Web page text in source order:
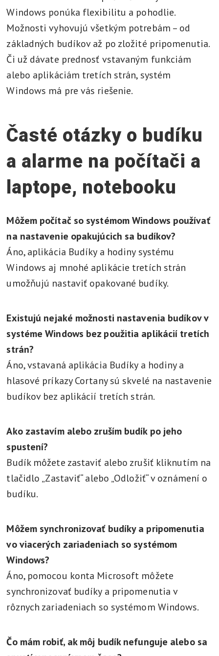
Windows ponúka flexibilitu a pohodlie.
Možnosti vyhovujú všetkým potrebám – od
základných budíkov až po zložité pripomenutia.
Či už dávate prednosť vstavaným funkciám
alebo aplikáciám tretích strán, systém
Windows má pre vás riešenie.
Časté otázky o budíku
a alarme na počítači a
laptope, notebooku
Môžem počítač so systémom Windows používať
na nastavenie opakujúcich sa budíkov?
Áno, aplikácia Budíky a hodiny systému
Windows aj mnohé aplikácie tretích strán
umožňujú nastaviť opakované budíky.
Existujú nejaké možnosti nastavenia budíkov v
systéme Windows bez použitia aplikácií tretích
strán?
Áno, vstavaná aplikácia Budíky a hodiny a
hlasové príkazy Cortany sú skvelé na nastavenie
budíkov bez aplikácií tretích strán.
Ako zastavím alebo zruším budík po jeho
spustení?
Budík môžete zastaviť alebo zrušiť kliknutím na
tlačidlo „Zastaviť“ alebo „Odložiť“ v oznámení o
budíku.
Môžem synchronizovať budíky a pripomenutia
vo viacerých zariadeniach so systémom
Windows?
Áno, pomocou konta Microsoft môžete
synchronizovať budíky a pripomenutia v
rôznych zariadeniach so systémom Windows.
Čo mám robiť, ak môj budík nefunguje alebo sa